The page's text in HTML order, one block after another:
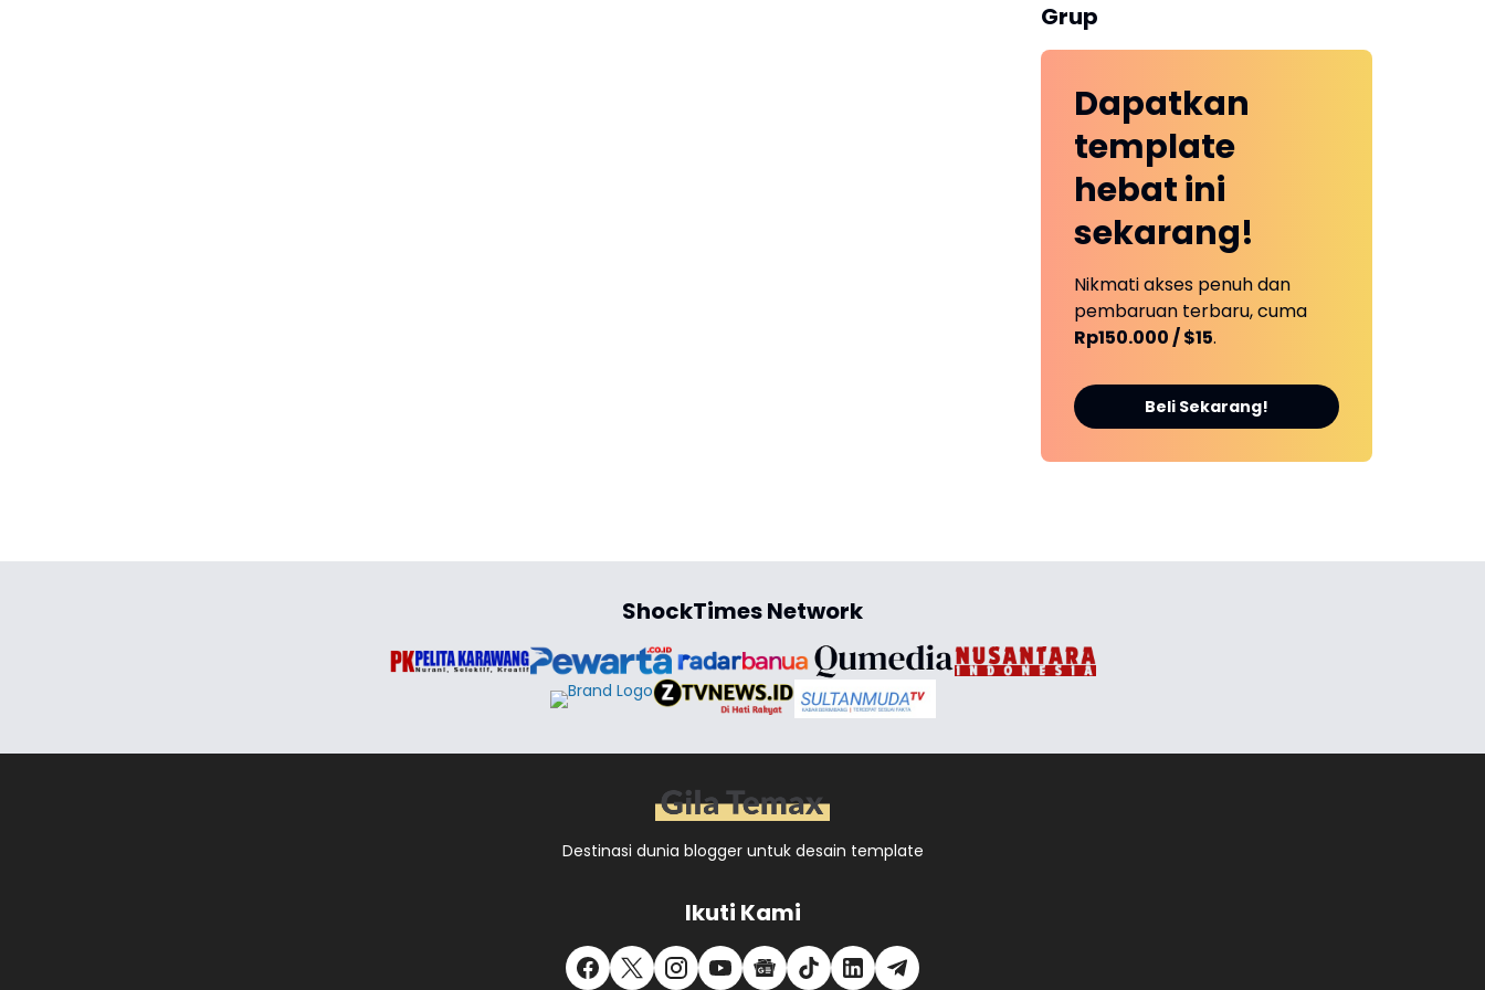
Grup
Dapatkan
template
hebat ini
sekarang!
Nikmati akses penuh dan
pembaruan terbaru, cuma
Rp150.000 / $15.
Beli Sekarang!
ShockTimes Network
Destinasi dunia blogger untuk desain template
Ikuti Kami